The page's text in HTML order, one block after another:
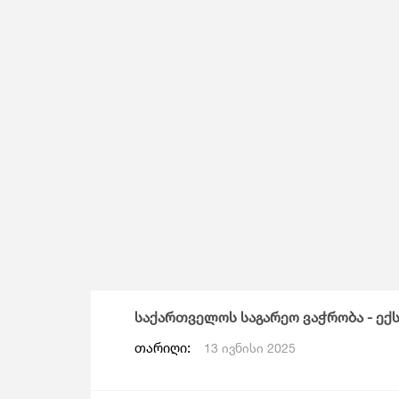
საქართველოს საგარეო ვაჭრობა -
თარიღი: 13 ივნისი 2025